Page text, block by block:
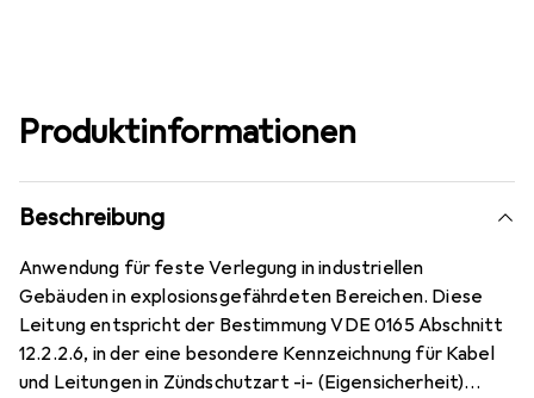
Produktinformationen
Beschreibung
Anwendung für feste Verlegung in industriellen
Gebäuden in explosionsgefährdeten Bereichen. Diese
Leitung entspricht der Bestimmung VDE 0165 Abschnitt
12.2.2.6, in der eine besondere Kennzeichnung für Kabel
und Leitungen in Zündschutzart -i- (Eigensicherheit)